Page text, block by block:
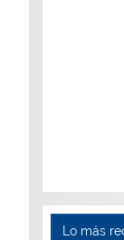
Lo más